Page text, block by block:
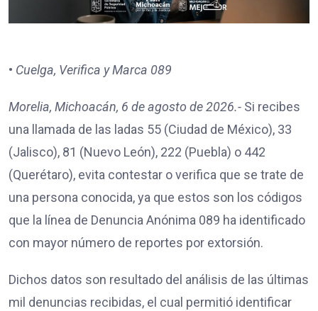
• Cuelga, Verifica y Marca 089
Morelia, Michoacán, 6 de agosto de 2026.- Si recibes
una llamada de las ladas 55 (Ciudad de México), 33
(Jalisco), 81 (Nuevo León), 222 (Puebla) o 442
(Querétaro), evita contestar o verifica que se trate de
una persona conocida, ya que estos son los códigos
que la línea de Denuncia Anónima 089 ha identificado
con mayor número de reportes por extorsión.
Dichos datos son resultado del análisis de las últimas
mil denuncias recibidas, el cual permitió identificar